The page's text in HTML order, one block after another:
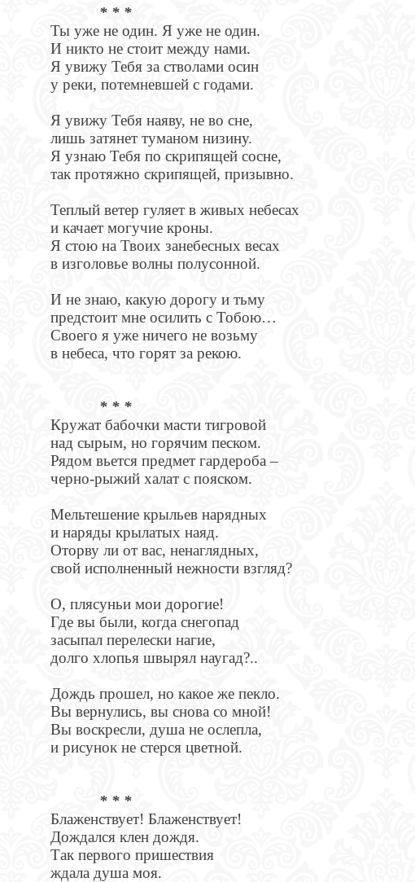
* * *
Ты уже не один. Я уже не один.
И никто не стоит между нами.
Я увижу Тебя за стволами осин
у реки, потемневшей с годами.
Я увижу Тебя наяву, не во сне,
лишь затянет туманом низину.
Я узнаю Тебя по скрипящей сосне,
так протяжно скрипящей, призывно.
Теплый ветер гуляет в живых небесах
и качает могучие кроны.
Я стою на Твоих занебесных весах
в изголовье волны полусонной.
И не знаю, какую дорогу и тьму
предстоит мне осилить с Тобою…
Своего я уже ничего не возьму
в небеса, что горят за рекою.
* * *
Кружат бабочки масти тигровой
над сырым, но горячим песком.
Рядом вьется предмет гардероба –
черно-рыжий халат с пояском.
Мельтешение крыльев нарядных
и наряды крылатых наяд.
Оторву ли от вас, ненаглядных,
свой исполненный нежности взгляд?
О, плясуньи мои дорогие!
Где вы были, когда снегопад
засыпал перелески нагие,
долго хлопья швырял наугад?..
Дождь прошел, но какое же пекло.
Вы вернулись, вы снова со мной!
Вы воскресли, душа не ослепла,
и рисунок не стерся цветной.
* * *
Блаженствует! Блаженствует!
Дождался клен дождя.
Так первого пришествия
ждала душа моя.